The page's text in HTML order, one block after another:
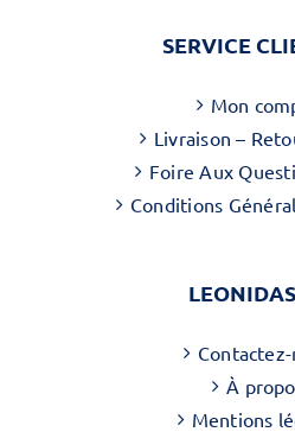
SERVICE
Mon
Livraison –
Foire Aux
Conditions
À
Mentions